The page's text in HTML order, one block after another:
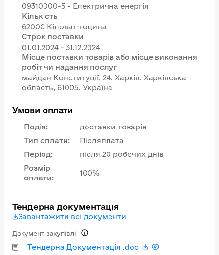
09310000-5 - Електрична енергія
Кількість
62000 Кіловат-година
Строк поставки
Місце поставки товарів або місце виконання
робіт чи надання послуг
майдан Конституції, 24, Харків, Харківська
область, 61005, Україна
Умови оплати
Подія:
доставки товарів
Тип оплати:
Післяплата
Період:
після 20 робочих днів
Розмір
оплати:
100%
Тендерна документація
Завантажити всі документи
Тендерна Документація .doc
Документ закупівлі